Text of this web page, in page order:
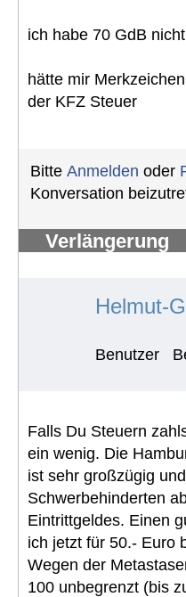
ich habe 70 GdB
hätte mir
der KFZ Steuer
Bitte Anmelden oder
Konversation
Verlängerung
Helmut-G
Benutzer
Falls Du Steuern
ein wenig. Die
ist sehr großzügig
Schwerbehinderten
Eintrittgeldes. Einen
ich jetzt für 50.- Euro
Wegen der
100 unbegrenzt (bis